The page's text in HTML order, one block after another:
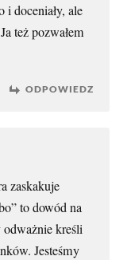
i doceniały, ale
też pozwałem
ODPOWIEDZ
zaskakuje
to dowód na
odważnie kreśli
Jesteśmy